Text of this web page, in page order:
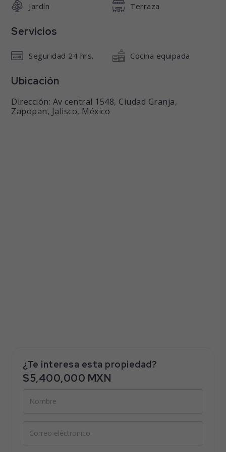
¿Te interesa esta propiedad?
$5,400,000 MXN
Jardín Terraza
Servicios
Seguridad 24 hrs. Cocina equipada
Ubicación
Dirección: Av central 1548, Ciudad Granja,
Zapopan, Jalisco, México